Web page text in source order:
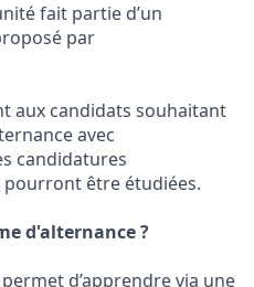
fait partie d’un
par
aux candidats souhaitant
avec
candidatures
être étudiées.
d'alternance ?
d’apprendre via une